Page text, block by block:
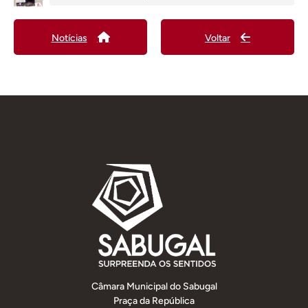
Notícias Voltar
Câmara Municipal do Sabugal
Praça da República